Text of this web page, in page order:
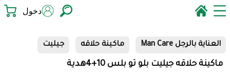
دخول
العناية بالرجل Man Care ماكينة حلاقه جيليت
ماكينة حلاقه جيليت بلو تو بلس 10+4هدية